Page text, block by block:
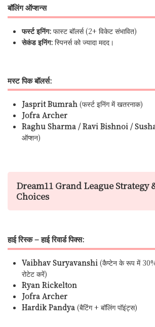
बॉलिंग ऑप्शन्स
फर्स्ट इनिंग: फास्ट बॉलर्स (2+ विकेट संभावित)
सेकंड इनिंग: स्पिनर्स को ज्यादा मदद।
मस्ट पिक बॉलर्स:
Jasprit Bumrah (फर्स्ट इनिंग में खतरनाक)
Jofra Archer
Raghu Sharma / Ravi Bishnoi /
ऑप्शन)
Dream11 Grand League Strategy
Choices
हाई रिस्क – हाई रिवार्ड पिक्स:
Vaibhav Suryavanshi (कैप्टेन के रूप में
रोटेट करें)
Ryan Rickelton
Jofra Archer
Hardik Pandya (बैटिंग + बॉलिंग पॉइंट्स)